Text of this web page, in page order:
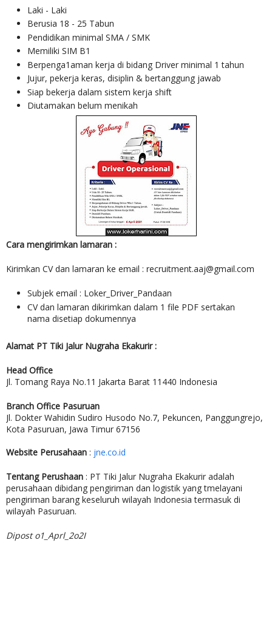
Laki - Laki
Berusia 18 - 25 Tabun
Pendidikan minimal SMA / SMK
Memiliki SIM B1
Berpenga1aman kerja di bidang Driver minimal 1 tahun
Jujur, pekerja keras, disiplin & bertanggung jawab
Siap bekerja dalam sistem kerja shift
Diutamakan belum menikah
Cara mengirimkan lamaran :
Kirimkan CV dan lamaran ke email : recruitment.aaj@gmail.com
Subjek email : Loker_Driver_Pandaan
CV dan lamaran dikirimkan dalam 1 file PDF sertakan
nama disetiap dokumennya
Alamat PT Tiki Jalur Nugraha Ekakurir :
Head Office
Jl. Tomang Raya No.11 Jakarta Barat 11440 Indonesia
Branch Office Pasuruan
Jl. Dokter Wahidin Sudiro Husodo No.7, Pekuncen, Panggungrejo,
Kota Pasuruan, Jawa Timur 67156
Website Perusahaan : jne.co.id
Tentang Perushaan : PT Tiki Jalur Nugraha Ekakurir adalah
perusahaan dibidang pengiriman dan logistik yang tmelayani
pengiriman barang keseluruh wilayah Indonesia termasuk di
wilayah Pasuruan.
Dipost o1_Aprl_2o2I